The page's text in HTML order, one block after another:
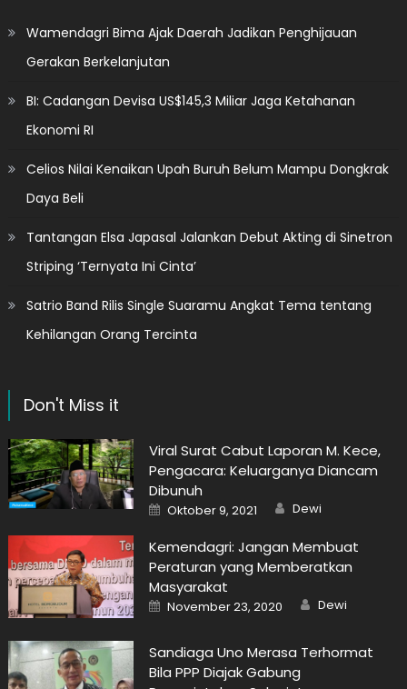
Wamendagri Bima Ajak Daerah Jadikan Penghijauan
Gerakan Berkelanjutan
BI: Cadangan Devisa US$145,3 Miliar Jaga Ketahanan
Ekonomi RI
Celios Nilai Kenaikan Upah Buruh Belum Mampu Dongkrak
Daya Beli
Tantangan Elsa Japasal Jalankan Debut Akting di Sinetron
Striping ‘Ternyata Ini Cinta’
Satrio Band Rilis Single Suaramu Angkat Tema tentang
Kehilangan Orang Tercinta
Don't Miss it
Viral Surat Cabut Laporan M. Kece,
Pengacara: Keluarganya Diancam
Dibunuh
Posted
on
Oktober 9, 2021 Author
Dewi
Kemendagri: Jangan Membuat
Peraturan yang Memberatkan
Masyarakat
Posted
on
November 23, 2020 Author
Dewi
Sandiaga Uno Merasa Terhormat
Bila PPP Diajak Gabung